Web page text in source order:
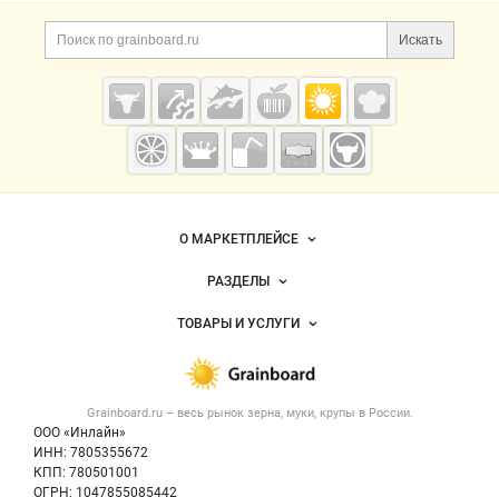
Дополнительная информация
Поиск по сайту и
Искать
Cсылки на полезные проекты
Grainboard.ru
— зерно и
мука
Важные разделы и контакты
Grainboard.ru – весь рынок зерна, муки, крупы в России.
ООО «Инлайн»
ИНН: 7805355672
КПП: 780501001
ОГРН: 1047855085442
Навигация по сайтуО МАРКЕТПЛЕЙСЕ
Новости Grainboard.ru
Размещение рекламы
Публичная оферта
Контактная информация
Политика обработки персональных данных
РАЗДЕЛЫ
Объявления
Новости рынка
ТОВАРЫ И УСЛУГИ
Крупы
Мука